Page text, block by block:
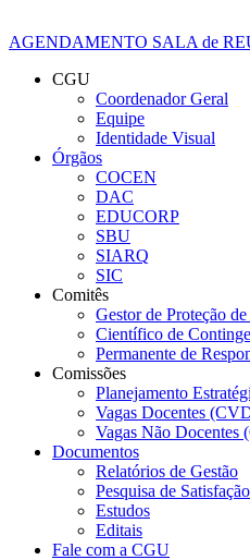
AGENDAMENTO SALA de
CGU
Coordenador Geral
Equipe
Identidade Visual
Órgãos
COCEN
DAC
EDUCORP
SBU
SIARQ
SIC
Comitês
Gestor de Proteção
Científico de
Permanente de
Comissões
Planejamento
Vagas Docentes
Vagas Não Docentes
Documentos
Relatórios de Gestão
Pesquisa de Satisfação
Estudos
Editais
Fale com a CGU